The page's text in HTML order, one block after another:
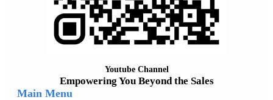
Youtube Channel
Empowering You Beyond the Sales
Main Menu